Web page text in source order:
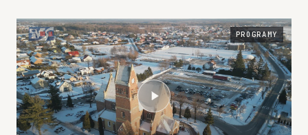
SPRAWDZILI SWOJE UMIEJĘTNOŚCI – ĆW…
PROGRAMY